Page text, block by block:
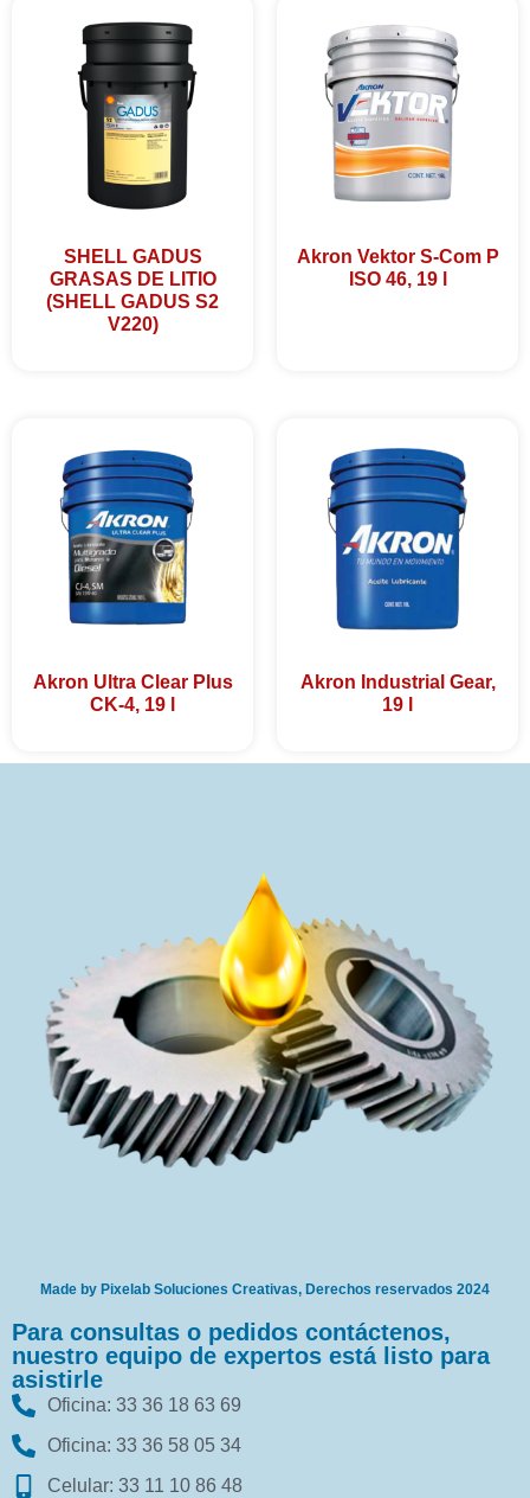
SHELL GADUS
GRASAS DE LITIO
(SHELL GADUS S2
V220)
Akron Vektor S-Com P
ISO 46, 19 l
Akron Ultra Clear Plus
CK-4, 19 l
Akron Industrial Gear,
19 l
Made by Pixelab Soluciones Creativas, Derechos reservados 2024
Para consultas o pedidos contáctenos,
nuestro equipo de expertos está listo para
asistirle
Oficina: 33 36 18 63 69
Oficina: 33 36 58 05 34
Celular: 33 11 10 86 48